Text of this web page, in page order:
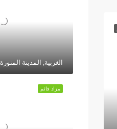
الغربية, المدينة المنورة
مزاد قائم